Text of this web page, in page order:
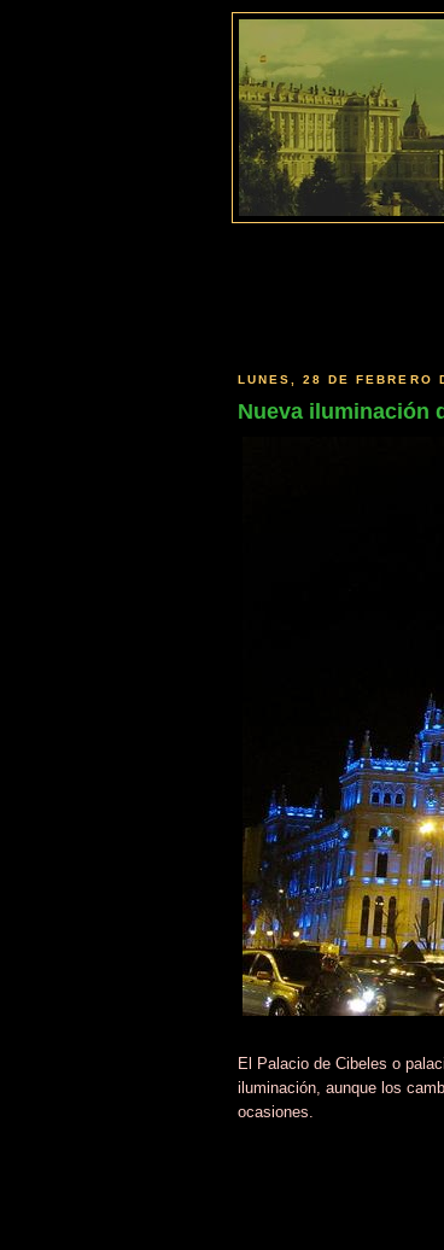
LUNES, 28 DE FEBRERO
Nueva iluminación
El Palacio de Cibeles o
iluminación, aunque los
ocasiones.